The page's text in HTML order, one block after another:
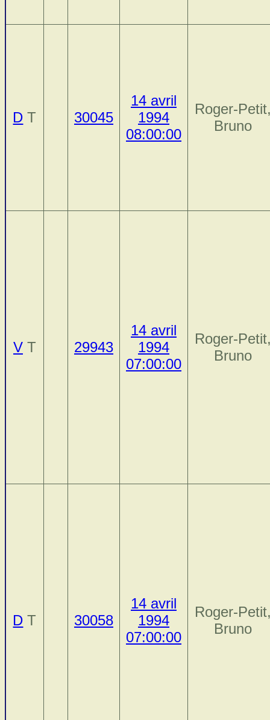
D T 30045
14 avril
1994
08:00:00
Roger-
Bruno
V T 29943
14 avril
1994
07:00:00
Roger-
Bruno
D T 30058
14 avril
1994
07:00:00
Roger-
Bruno